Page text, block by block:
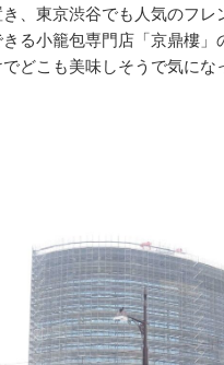
、東京渋谷でも人気のフ
る小籠包専門店「京鼎樓」
どこも美味しそうで気にな